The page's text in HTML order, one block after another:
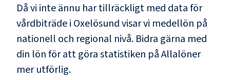
Då vi inte ännu har tillräckligt med data för
vårdbiträdei Oxelösundvisar vi medellön på
nationell och regional nivå. Bidra gärna med
din lön för att göra statistiken på Allalöner
mer utförlig.